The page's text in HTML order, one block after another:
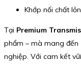
Khớp nối chất
Tại Premium
phẩm – mà mang đến
nghiệp. Với cam kết